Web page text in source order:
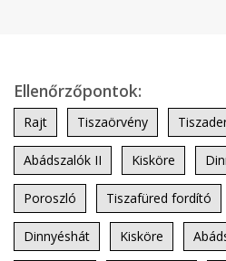
Ellenőrzőpontok:
Rajt Tiszaörvény
Abádszalók II Kisköre
Poroszló Tiszafüred fordító
Dinnyéshát Kisköre